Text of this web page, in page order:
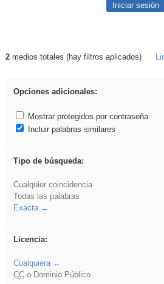
Iniciar sesión
Resultados de: rezo
2medios totales (hay filtros aplicados)
Opciones adicionales:
Mostrar protegidos por contraseña
Incluir palabras similares
Tipo de búsqueda:
Cualquier coincidencia
Todas las palabras
Exacta
Licencia:
Cualquiera
CCo Dominio Público